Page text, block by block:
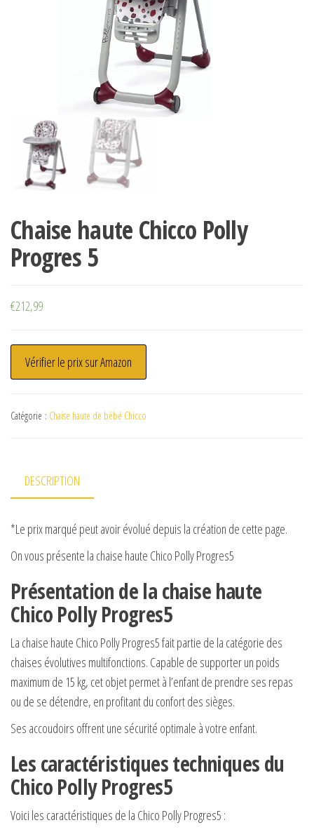
Chaise haute Chicco Polly
Progres 5
€212,99
Vérifier le prix sur Amazon
Catégorie : Chaise haute de bébé Chicco
DESCRIPTION
*Le prix marqué peut avoir évolué depuis la création de cette page.
On vous présente la chaise haute Chico Polly Progres5
Présentation de la chaise haute
Chico Polly Progres5
La chaise haute Chico Polly Progres5 fait partie de la catégorie des
chaises évolutives multifonctions. Capable de supporter un poids
maximum de 15 kg, cet objet permet à l’enfant de prendre ses repas
ou de se détendre, en profitant du confort des sièges.
Ses accoudoirs offrent une sécurité optimale à votre enfant.
Les caractéristiques techniques du
Chico Polly Progres5
Voici les caractéristiques de la Chico Polly Progres5 :